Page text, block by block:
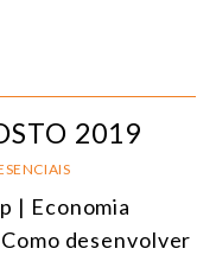
CULTURA E RELAÇÕES INTERNACIONAIS
DEFESA E SEGURANÇA INTERNACIONAL
TODOS
2019
| Economia
desenvolver